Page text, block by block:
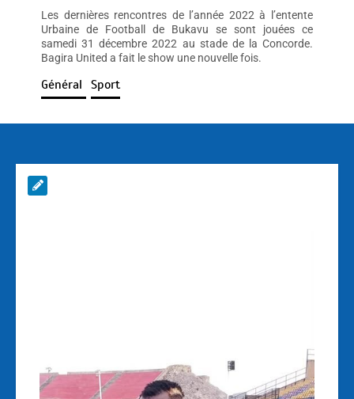
Les dernières rencontres de l’année 2022 à l’entente
Urbaine de Football de Bukavu se sont jouées ce
samedi 31 décembre 2022 au stade de la Concorde.
Bagira United a fait le show une nouvelle fois.
Général Sport